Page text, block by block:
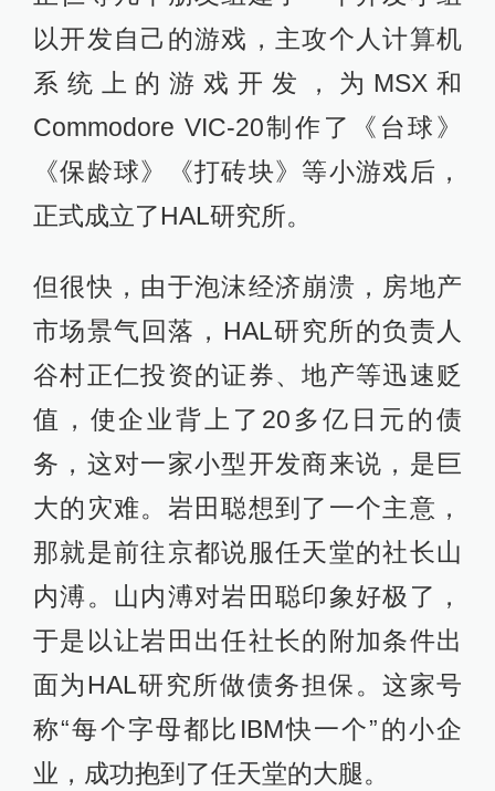
以开发自己的游戏，主攻个人计算机
系统上的游戏开发，为MSX和
Commodore VIC-20制作了《台球》
《保龄球》《打砖块》等小游戏后，
正式成立了HAL研究所。
但很快，由于泡沫经济崩溃，房地产
市场景气回落，HAL研究所的负责人
谷村正仁投资的证券、地产等迅速贬
值，使企业背上了20多亿日元的债
务，这对一家小型开发商来说，是巨
大的灾难。岩田聪想到了一个主意，
那就是前往京都说服任天堂的社长山
内溥。山内溥对岩田聪印象好极了，
于是以让岩田出任社长的附加条件出
面为HAL研究所做债务担保。这家号
称“每个字母都比IBM快一个”的小企
业，成功抱到了任天堂的大腿。